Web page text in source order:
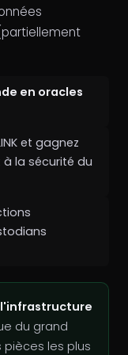
en oracles
et gagnez
la sécurité du
du grand
les plus